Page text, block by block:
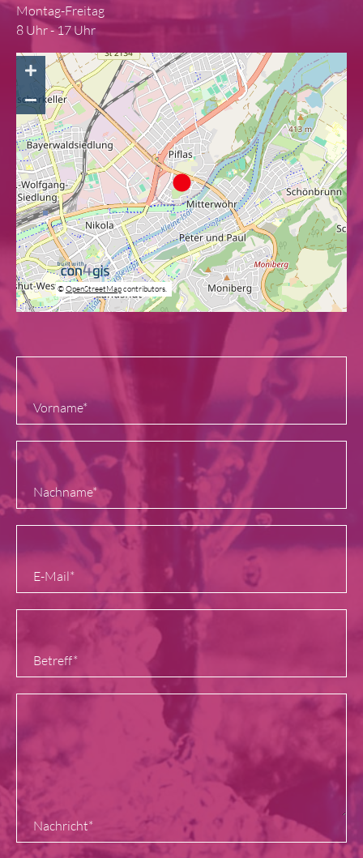
Montag-Freitag
8 Uhr - 17 Uhr
©OpenStreetMapcontributors.
Vorname*
Nachname*
E-Mail*
Betreff*
Nachricht*